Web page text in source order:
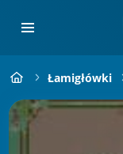
Łamigłówki